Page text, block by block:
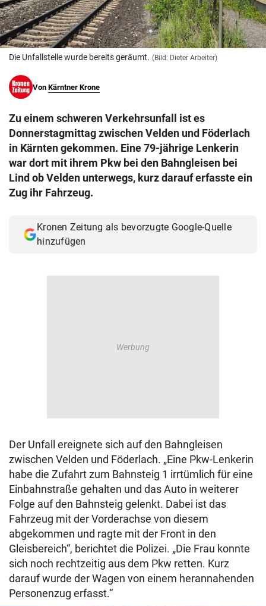
© Krone Multimedia GmbH & Co KG 2026
Muthgasse 2, 1190 Wien
Die Unfallstelle wurde bereits geräumt. (Bild: Dieter Arbeiter)
Von Kärntner Krone
Zu einem schweren Verkehrsunfall ist es
Donnerstagmittag zwischen Velden und Föderlach
in Kärnten gekommen. Eine 79-jährige Lenkerin
war dort mit ihrem Pkw bei den Bahngleisen bei
Lind ob Velden unterwegs, kurz darauf erfasste ein
Zug ihr Fahrzeug.
Kronen Zeitung als bevorzugte Google-Quelle
hinzufügen
Der Unfall ereignete sich auf den Bahngleisen
zwischen Velden und Föderlach. „Eine Pkw-Lenkerin
habe die Zufahrt zum Bahnsteig 1 irrtümlich für eine
Einbahnstraße gehalten und das Auto in weiterer
Folge auf den Bahnsteig gelenkt. Dabei ist das
Fahrzeug mit der Vorderachse von diesem
abgekommen und ragte mit der Front in den
Gleisbereich“, berichtet die Polizei. „Die Frau konnte
sich noch rechtzeitig aus dem Pkw retten. Kurz
darauf wurde der Wagen von einem herannahenden
Personenzug erfasst.“